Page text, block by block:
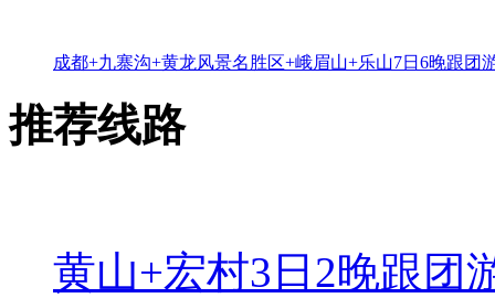
成都+九寨沟+黄龙风景名胜区+峨眉山+乐山7日6晚跟团
推荐线路
黄山+宏村3日2晚跟团